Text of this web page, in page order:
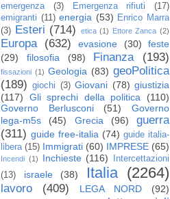
emergenza (3) Emergenza rifiuti
(17)
emigranti (11) energia (53) Enrico Marra
(3) Esteri (714) etica (1) Ettore Zanca (2)
Europa (632) evasione (30)
feste
(29)
filosofia (98) Finanza (193)
fissazioni (1) Geologia (83) geoPolitica
(189)
giochi (3) Giovani (78) giustizia
(117)
Gli sprechi della politica
(110)
Governo Berlusconi
(51)
Governo
lega-m5s
(45) Grecia (96)
guerra
(311) guide free-italia (74) guide italia-
libera (15) Immigrati (60) IMPRESE (65)
Incendi (1) Inchieste (116)
Intercettazioni
(13)
israele (38) Italia (2264)
lavoro (409) LEGA NORD (92)